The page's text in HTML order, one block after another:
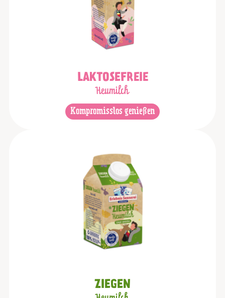
LAKTOSEFREIE
Heumilch
Kompromisslos genießen
ZIEGEN